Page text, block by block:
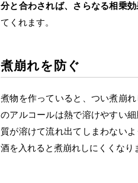
分と合わされば、さらなる相乗
てくれます。
煮崩れを防ぐ
煮物を作っていると、つい煮崩
のアルコールは熱で溶けやすい
質が溶けて流れ出てしまわない
酒を入れると煮崩れしにくくなり